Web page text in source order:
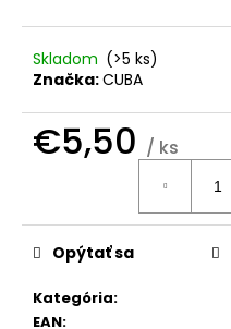
Skladom (>5 ks)
Značka:CUBA
€5,50 / ks
Kategória:
EAN:
Opýtať sa
p
o
ú
č